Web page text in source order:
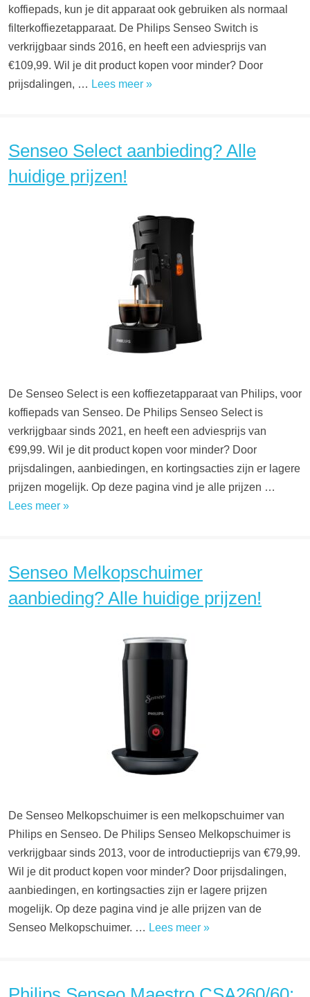
koffiepads, kun je dit apparaat ook gebruiken als normaal
filterkoffiezetapparaat. De Philips Senseo Switch is
verkrijgbaar sinds 2016, en heeft een adviesprijs van
€109,99. Wil je dit product kopen voor minder? Door
prijsdalingen, … Lees meer »
Senseo Select aanbieding? Alle
huidige prijzen!
De Senseo Select is een koffiezetapparaat van Philips, voor
koffiepads van Senseo. De Philips Senseo Select is
verkrijgbaar sinds 2021, en heeft een adviesprijs van
€99,99. Wil je dit product kopen voor minder? Door
prijsdalingen, aanbiedingen, en kortingsacties zijn er lagere
prijzen mogelijk. Op deze pagina vind je alle prijzen …
Lees meer »
Senseo Melkopschuimer
aanbieding? Alle huidige prijzen!
De Senseo Melkopschuimer is een melkopschuimer van
Philips en Senseo. De Philips Senseo Melkopschuimer is
verkrijgbaar sinds 2013, voor de introductieprijs van €79,99.
Wil je dit product kopen voor minder? Door prijsdalingen,
aanbiedingen, en kortingsacties zijn er lagere prijzen
mogelijk. Op deze pagina vind je alle prijzen van de
Senseo Melkopschuimer. … Lees meer »